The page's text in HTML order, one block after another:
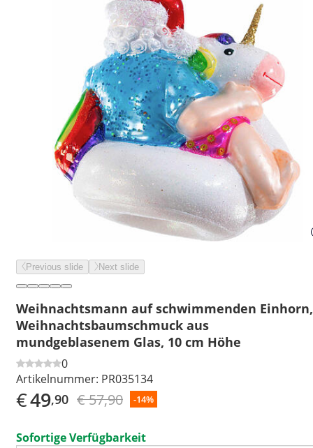
Previous slide Next slide
Weihnachtsmann auf schwimmenden Einhorn,
Weihnachtsbaumschmuck aus
mundgeblasenem Glas, 10 cm Höhe
0
Artikelnummer: PR035134
€49,90 € 57,90 -14%
Sofortige Verfügbarkeit